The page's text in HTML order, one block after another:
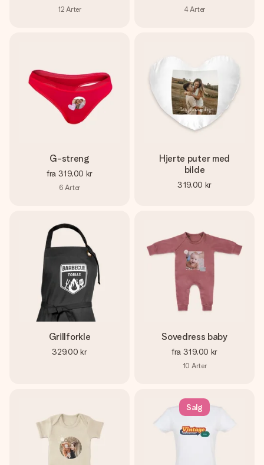
12 Arter 4Arter
G-streng
fra 319,00 kr
6 Arter
Hjerte puter med
bilde
319,00 kr
Grillforkle
329,00 kr
Sovedress baby
fra 319,00 kr
10 Arter
Salg